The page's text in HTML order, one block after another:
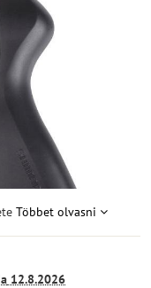
Többet olvasni
12.8.2026